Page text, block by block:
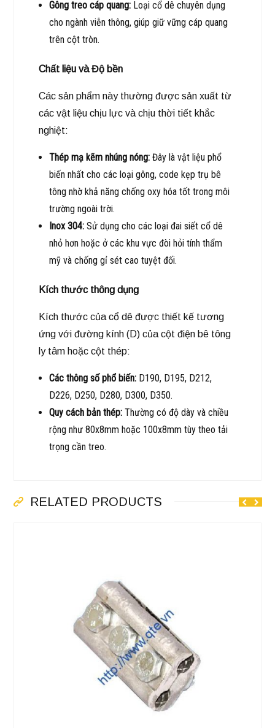
Gông treo cáp quang: Loại cổ dê chuyên dụng
cho ngành viễn thông, giúp giữ vững cáp quang
trên cột tròn.
Chất liệu và Độ bền
Các sản phẩm này thường được sản xuất từ
các vật liệu chịu lực và chịu thời tiết khắc
nghiệt:
Thép mạ kẽm nhúng nóng: Đây là vật liệu phổ
biến nhất cho các loại gông, code kẹp trụ bê
tông nhờ khả năng chống oxy hóa tốt trong môi
trường ngoài trời.
Inox 304: Sử dụng cho các loại đai siết cổ dê
nhỏ hơn hoặc ở các khu vực đòi hỏi tính thẩm
mỹ và chống gỉ sét cao tuyệt đối.
Kích thước thông dụng
Kích thước của cổ dê được thiết kế tương
ứng với đường kính (D) của cột điện bê tông
ly tâm hoặc cột thép:
Các thông số phổ biến: D190, D195, D212,
D226, D250, D280, D300, D350.
Quy cách bản thép: Thường có độ dày và chiều
rộng như 80x8mm hoặc 100x8mm tùy theo tải
trọng cần treo.
RELATED PRODUCTS